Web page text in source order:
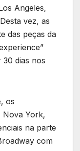
Angeles,
vez, as
das peças da
30 dias nos
os
Nova York,
na parte
com